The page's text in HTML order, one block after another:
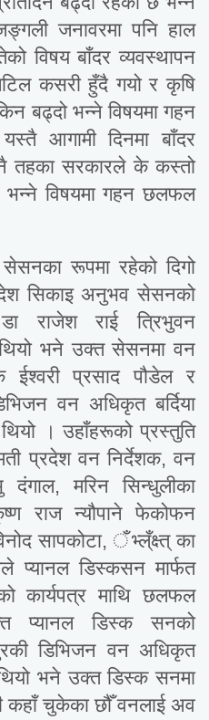
जनावरमा पनि हाल
विषय बाँदर व्यवस्थापन
कसरी हुँदै गयो र कृषि
बढ्दो भन्ने विषयमा गहन
आगामी दिनमा बाँदर
तहका सरकारले के कस्तो
भन्ने विषयमा गहन छलफल
रूपमा रहेको दिगो
सिकाइ अनुभव सेसनको
राजेश राई त्रिभुवन
थियो भने उक्त सेसनमा वन
ईश्वरी प्रसाद पौडेल र
वन अधिकृत बर्दिया
। उहाँहरूको प्रस्तुति
प्रदेश वन निर्देशक, वन
दंगाल, मरिन सिन्धुलीका
राज न्यौपाने फेकोफन
सापकोटा, ँभ्ल्ँक्ष्त् का
प्यानल डिस्कसन मार्फत
कार्यपत्र माथि छलफल
प्यानल डिस्क सनको
डिभिजन वन अधिकृत
भने उक्त डिस्क सनमा
कहाँ चुकेका छौँ वनलाई अव